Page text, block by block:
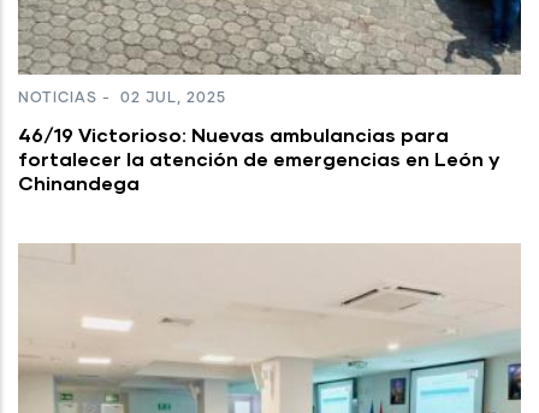
NOTICIAS - 02 JUL, 2025
46/19 Victorioso: Nuevas ambulancias para
fortalecer la atención de emergencias en León y
Chinandega